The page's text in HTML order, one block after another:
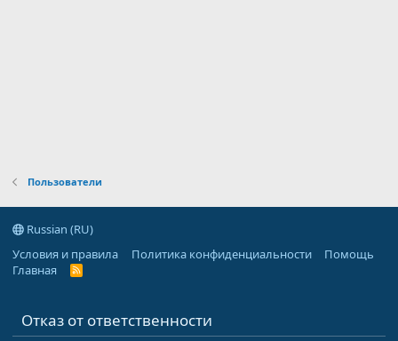
Пользователи
Russian (RU)
Условия и правила
Политика конфиденциальности
Помощь
Главная
R
Отказ от ответственности